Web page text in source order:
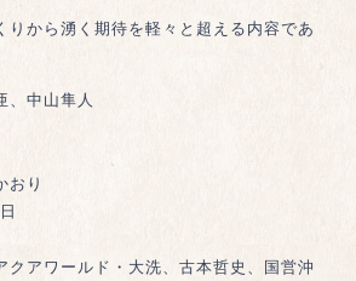
りから湧く期待を軽々と超える内容であ
、中山隼人
おり
クアワールド・大洗、古本哲史、国営沖